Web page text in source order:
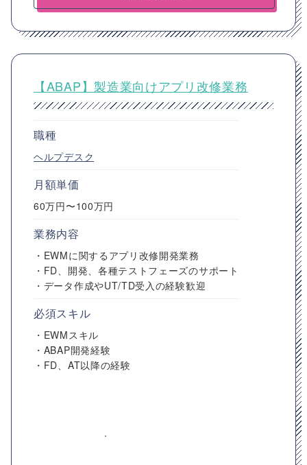
【ABAP】製造業向けアプリ改修業務
職種
ヘルプデスク
月額単価
60万円〜100万円
業務内容
・EWMに関するアプリ改修開発業務
・FD、開発、各種テストフェーズのサポート
・データ作成やUT/TD受入の経験歓迎
必須スキル
・EWMスキル
・ABAP開発経験
・FD、AT以降の経験